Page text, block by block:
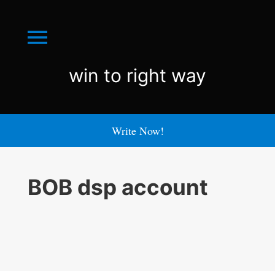
Menu
win
right
win to right way
Write Now!
BOB dsp account